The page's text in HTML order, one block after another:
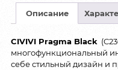
Описание
CIVIVI Pragma Black
многофункциональный
себе стильный дизайн и